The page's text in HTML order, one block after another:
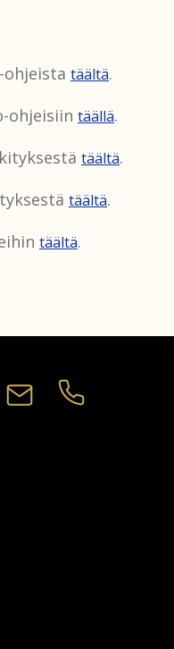
ohjeista täältä.
ohjeisiin täällä.
täältä.
täältä.
täältä.